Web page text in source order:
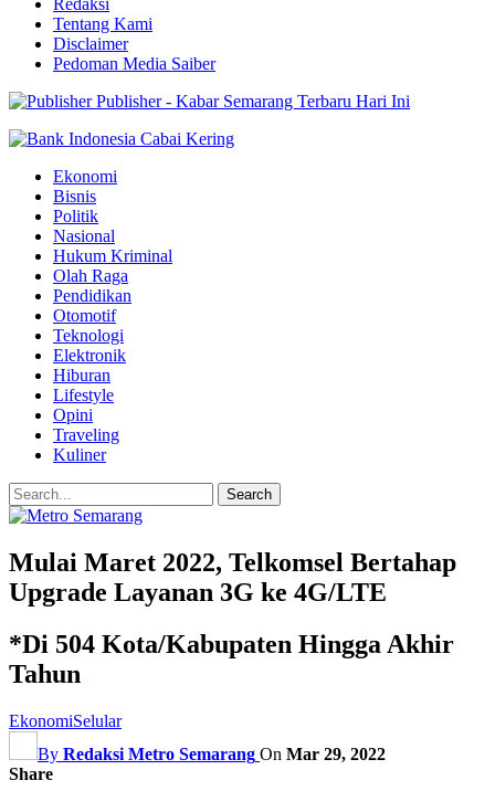
Redaksi
Tentang Kami
Disclaimer
Pedoman Media Saiber
Publisher - Kabar Semarang Terbaru Hari Ini
Ekonomi
Bisnis
Politik
Nasional
Hukum Kriminal
Olah Raga
Pendidikan
Otomotif
Teknologi
Elektronik
Hiburan
Lifestyle
Opini
Traveling
Kuliner
Mulai Maret 2022, Telkomsel Bertahap
Upgrade Layanan 3G ke 4G/LTE
*Di 504 Kota/Kabupaten Hingga Akhir
Tahun
EkonomiSelular
By Redaksi Metro Semarang On Mar 29, 2022
Share